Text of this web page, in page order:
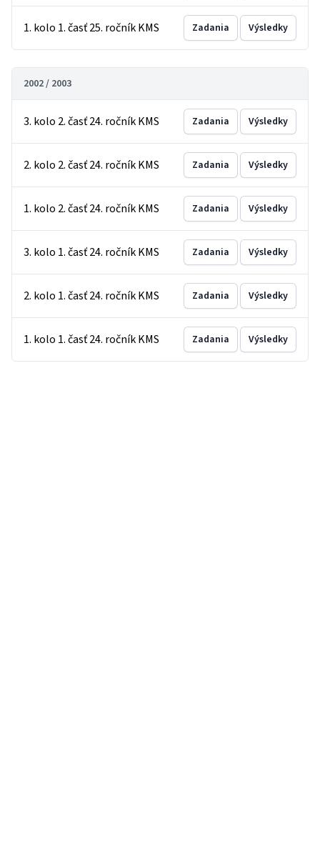
1. kolo 1. časť 25. ročník KMS Zadania Výsledky
2002 / 2003
3. kolo 2. časť 24. ročník KMS Zadania Výsledky
2. kolo 2. časť 24. ročník KMS Zadania Výsledky
1. kolo 2. časť 24. ročník KMS Zadania Výsledky
3. kolo 1. časť 24. ročník KMS Zadania Výsledky
2. kolo 1. časť 24. ročník KMS Zadania Výsledky
1. kolo 1. časť 24. ročník KMS Zadania Výsledky